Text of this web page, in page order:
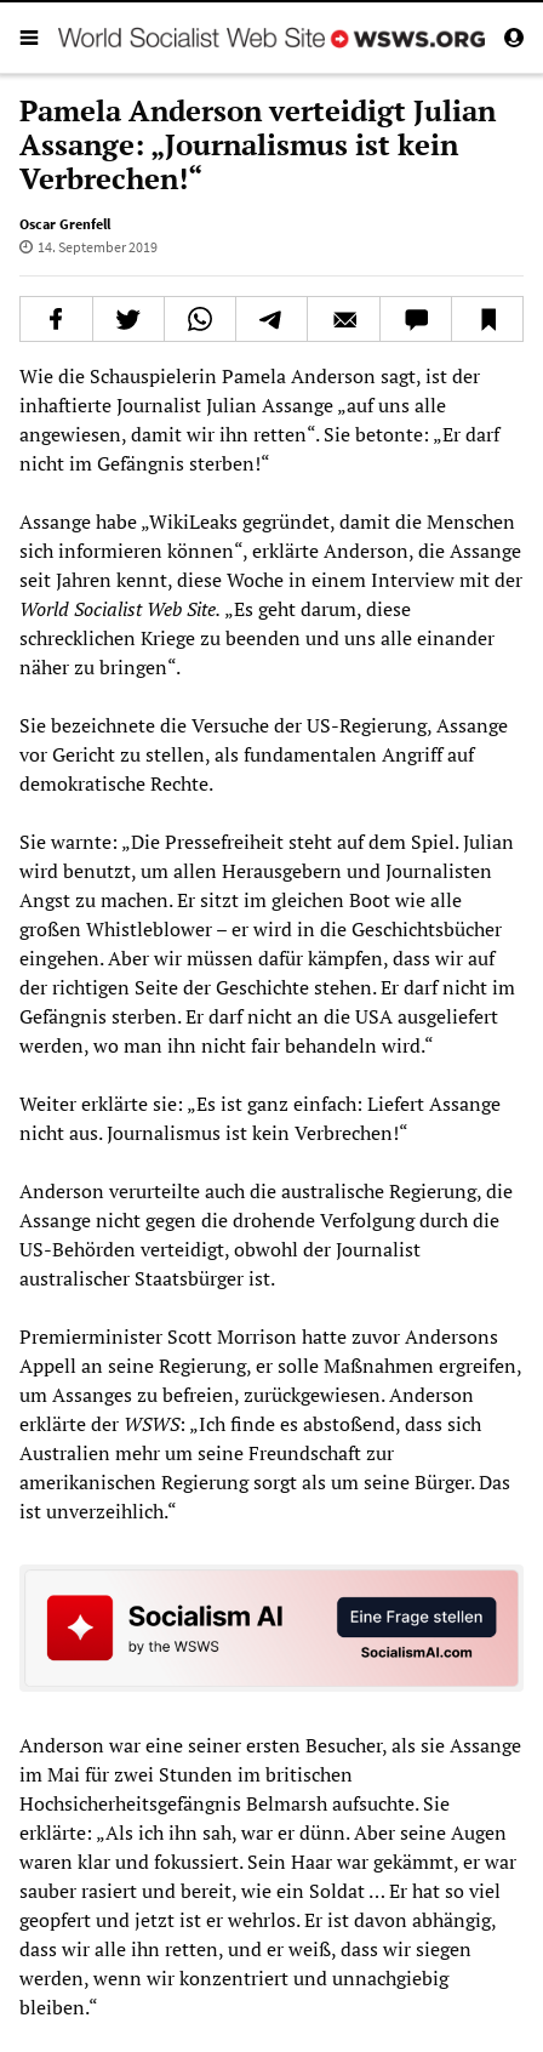
Pamela Anderson verteidigt Julian
Assange: „Journalismus ist kein
Verbrechen!“
Oscar Grenfell
14. September 2019
Wie die Schauspielerin Pamela Anderson sagt, ist der
inhaftierte Journalist Julian Assange „auf uns alle
angewiesen, damit wir ihn retten“. Sie betonte: „Er darf
nicht im Gefängnis sterben!“
Assange habe „WikiLeaks gegründet, damit die Menschen
sich informieren können“, erklärte Anderson, die Assange
seit Jahren kennt, diese Woche in einem Interview mit der
World Socialist Web Site. „Es geht darum, diese
schrecklichen Kriege zu beenden und uns alle einander
näher zu bringen“.
Sie bezeichnete die Versuche der US-Regierung, Assange
vor Gericht zu stellen, als fundamentalen Angriff auf
demokratische Rechte.
Sie warnte: „Die Pressefreiheit steht auf dem Spiel. Julian
wird benutzt, um allen Herausgebern und Journalisten
Angst zu machen. Er sitzt im gleichen Boot wie alle
großen Whistleblower – er wird in die Geschichtsbücher
eingehen. Aber wir müssen dafür kämpfen, dass wir auf
der richtigen Seite der Geschichte stehen. Er darf nicht im
Gefängnis sterben. Er darf nicht an die USA ausgeliefert
werden, wo man ihn nicht fair behandeln wird.“
Weiter erklärte sie: „Es ist ganz einfach: Liefert Assange
nicht aus. Journalismus ist kein Verbrechen!“
Anderson verurteilte auch die australische Regierung, die
Assange nicht gegen die drohende Verfolgung durch die
US-Behörden verteidigt, obwohl der Journalist
australischer Staatsbürger ist.
Premierminister Scott Morrison hatte zuvor Andersons
Appell an seine Regierung, er solle Maßnahmen ergreifen,
um Assanges zu befreien, zurückgewiesen. Anderson
erklärte der WSWS: „Ich finde es abstoßend, dass sich
Australien mehr um seine Freundschaft zur
amerikanischen Regierung sorgt als um seine Bürger. Das
ist unverzeihlich.“
Anderson war eine seiner ersten Besucher, als sie Assange
im Mai für zwei Stunden im britischen
Hochsicherheitsgefängnis Belmarsh aufsuchte. Sie
erklärte: „Als ich ihn sah, war er dünn. Aber seine Augen
waren klar und fokussiert. Sein Haar war gekämmt, er war
sauber rasiert und bereit, wie ein Soldat … Er hat so viel
geopfert und jetzt ist er wehrlos. Er ist davon abhängig,
dass wir alle ihn retten, und er weiß, dass wir siegen
werden, wenn wir konzentriert und unnachgiebig
bleiben.“